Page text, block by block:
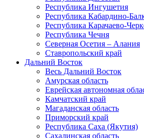
Республика Ингушетия
Республика Кабардино-
Республика Карачаево-
Республика Чечня
Северная Осетия – Алания
Ставропольский край
Дальний Восток
Весь Дальний Восток
Амурская область
Еврейская автономная
Камчатский край
Магаданская область
Приморский край
Республика Саха (Якутия)
Сахалинская область